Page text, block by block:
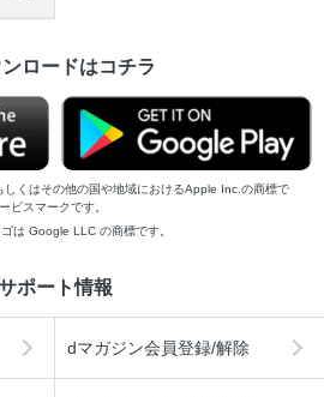
ロードはコチラ
くはその他の国や地域におけるApple Inc.の商標で
ビスマークです。
は Google LLC の商標です。
ポート情報
dマガジン会員登録/解除